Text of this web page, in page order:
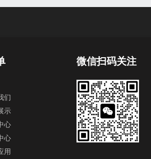
们
示
心
心
用
微信扫码关注